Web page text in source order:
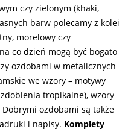
czy zielonym (khaki,
barw polecamy z kolei
morelowy czy
na co dzień mogą być bogato
ozdobami w metalicznych
we wzory – motywy
tropikalne), wzory
ozdobami są także
i napisy. Komplety